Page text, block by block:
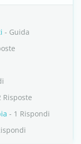
- Guida
Risposte
- 1 Rispondi